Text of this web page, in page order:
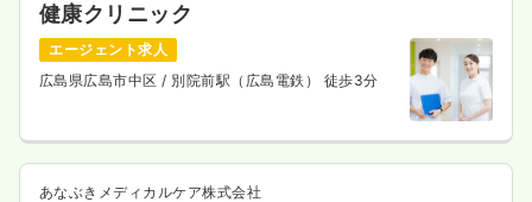
健康クリニック
エージェント求人
広島県広島市中区/ 別院前駅（広島電鉄） 徒歩3分
あなぶきメディカルケア株式会社